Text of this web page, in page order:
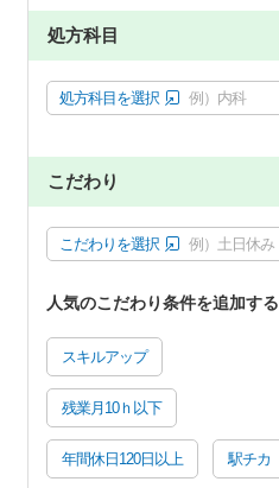
処方科目
処方科目を選択 例）内科
こだわり
こだわりを選択 例）土日休み
人気のこだわり条件を追加する
スキルアップ
残業月10ｈ以下
年間休日120日以上 駅チカ